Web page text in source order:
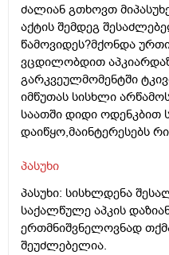
ძალიან გთხოვთ
აქტის შემდეგ
წამოვიდეს?მქონდა
ვცდილობდით
გარკვეულმომენტში
იმწუთას სისხლი
საათში დიდი ოდენკბით
დაიწყო,მაინტერესებს
პასუხი
პასუხი: სისხლდენა
საქალწულე აპკის
ერთმნიშვნელოვნად
შეუძლებელია.